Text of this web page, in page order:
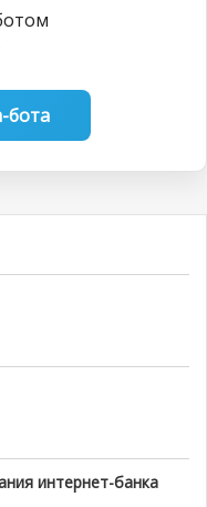
бота
интернет-банка